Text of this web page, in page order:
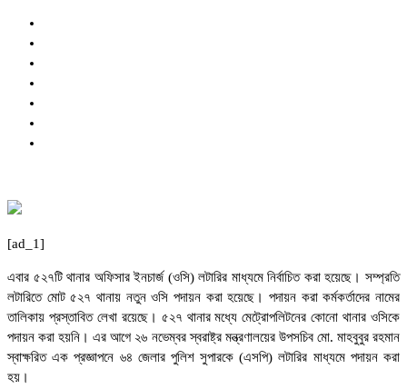
[ad_1]
এবার ৫২৭টি থানার অফিসার ইনচার্জ (ওসি) লটারির মাধ্যমে নির্বাচিত করা হয়েছে। সম্প্রতি
লটারিতে মোট ৫২৭ থানায় নতুন ওসি পদায়ন করা হয়েছে। পদায়ন করা কর্মকর্তাদের নামের
তালিকায় প্রস্তাবিত লেখা রয়েছে। ৫২৭ থানার মধ্যে মেট্রোপলিটনের কোনো থানার ওসিকে
পদায়ন করা হয়নি। এর আগে ২৬ নভেম্বর স্বরাষ্ট্র মন্ত্রণালয়ের উপসচিব মো. মাহবুবুর রহমান
স্বাক্ষরিত এক প্রজ্ঞাপনে ৬৪ জেলার পুলিশ সুপারকে (এসপি) লটারির মাধ্যমে পদায়ন করা
হয়।